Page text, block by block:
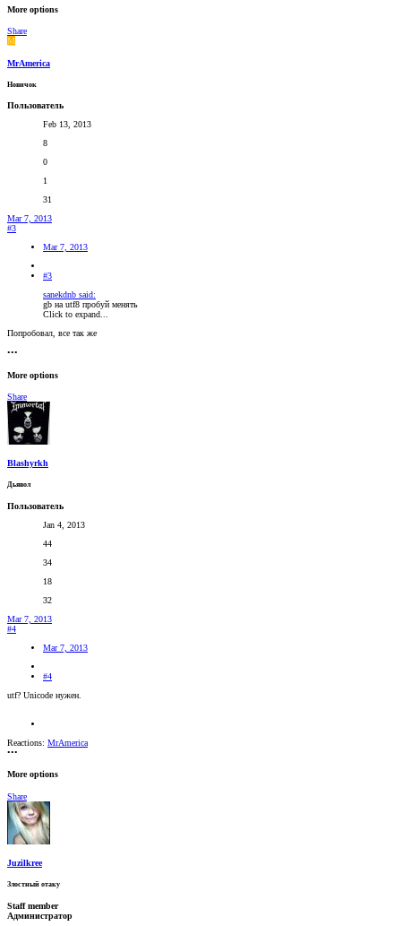
More options
Share
M
MrAmerica
Новичок
Пользователь
Feb 13, 2013
8
0
1
31
Mar 7, 2013
#3
Mar 7, 2013
#3
sanekdnb said:
gb на utf8 пробуй менять
Click to expand...
Попробовал, все так же
•••
More options
Share
Blashyrkh
Дьявол
Пользователь
Jan 4, 2013
44
34
18
32
Mar 7, 2013
#4
Mar 7, 2013
#4
utf? Unicode нужен.
Reactions: MrAmerica
•••
More options
Share
Juzilkree
Злостный отаку
Staff member
Администратор